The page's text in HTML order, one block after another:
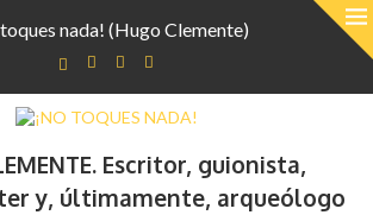
nada! (Hugo Clemente)
Escritor, guionista,
y, últimamente, arqueólogo